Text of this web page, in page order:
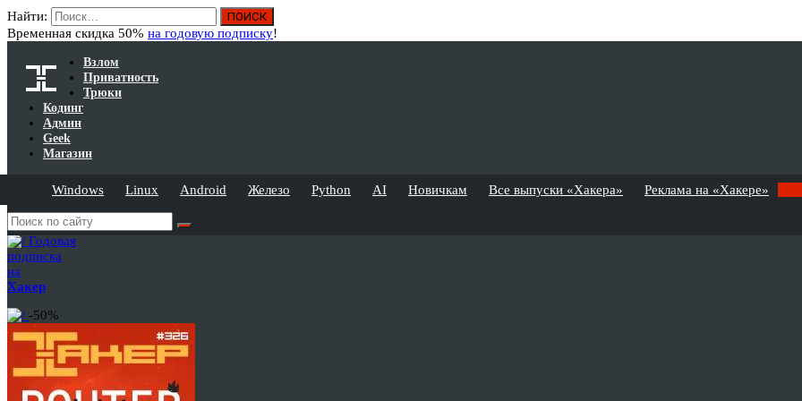
Найти:
Временная скидка 50% на годовую подписку!
Взлом
Приватность
Трюки
Кодинг
Админ
Geek
Магазин
Windows Linux Android Железо Python AI Новичкам Все выпуски «Хакера» Реклама на «Хакере»
Годовая
подписка
на
Хакер
-50%